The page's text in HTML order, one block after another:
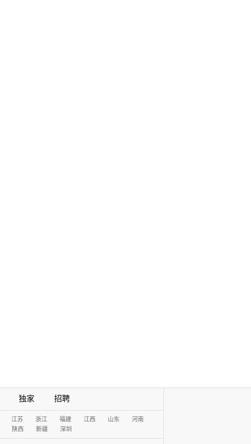
独家 招聘
江苏 浙江 福建 江西 山东
河南
陕西 新疆 深圳